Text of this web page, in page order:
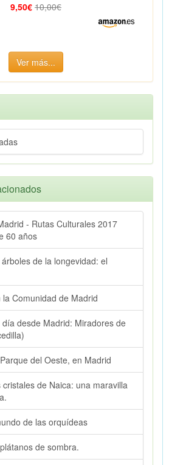
9,50€ 10,00€
Ver más...
- Rutas Culturales 2017
60 años
de la longevidad: el
Comunidad de Madrid
desde Madrid: Miradores de
del Oeste, en Madrid
de Naica: una maravilla
de las orquídeas
de sombra.